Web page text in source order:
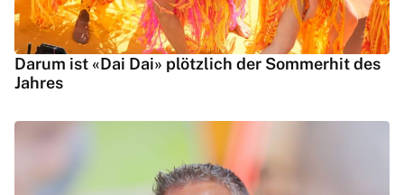
Darum ist «Dai Dai» plötzlich der Sommerhit des
Jahres